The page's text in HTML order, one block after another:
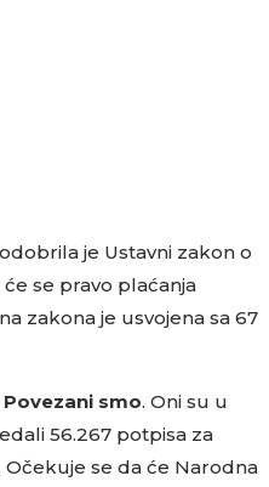
je Ustavni zakon o
se pravo plaćanja
zakona je usvojena sa 67
Povezani smo. Oni su u
56.267 potpisa za
Očekuje se da će Narodna